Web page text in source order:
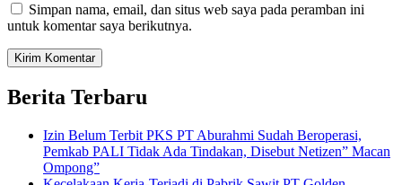
Simpan nama, email, dan situs web saya pada peramban ini
untuk komentar saya berikutnya.
Berita Terbaru
Izin Belum Terbit PKS PT Aburahmi Sudah Beroperasi,
Pemkab PALI Tidak Ada Tindakan, Disebut Netizen” Macan
Ompong”